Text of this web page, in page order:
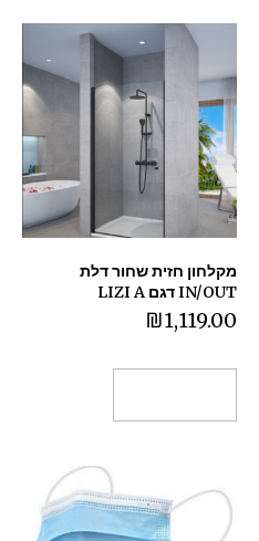
מקלחון חזית שחור דלת
IN/OUT דגם LIZI A
₪1,119.00